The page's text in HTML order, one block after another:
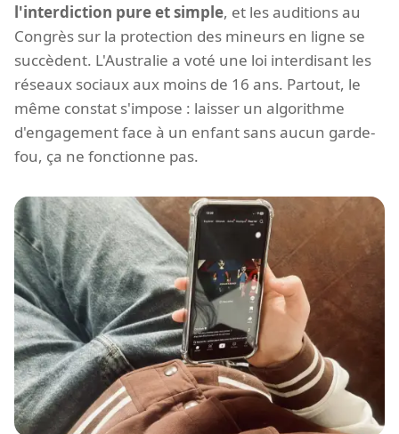
l'interdiction pure et simple, et les auditions au
Congrès sur la protection des mineurs en ligne se
succèdent. L'Australie a voté une loi interdisant les
réseaux sociaux aux moins de 16 ans. Partout, le
même constat s'impose : laisser un algorithme
d'engagement face à un enfant sans aucun garde-
fou, ça ne fonctionne pas.